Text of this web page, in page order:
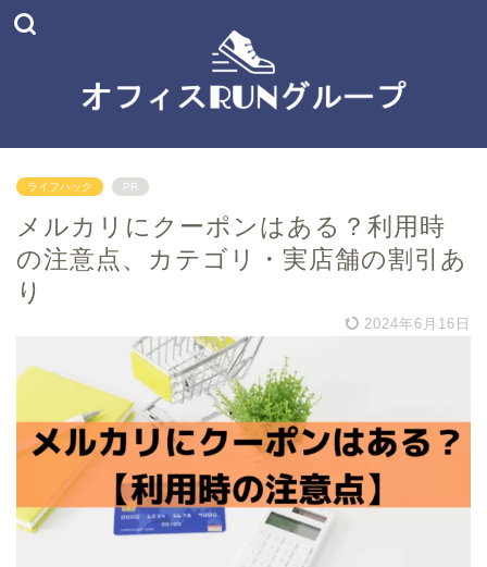
ライフハック PR
メルカリにクーポンはある？利用時
の注意点、カテゴリ・実店舗の割引あ
り
2024年6月16日